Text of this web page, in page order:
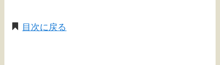
目次に戻る